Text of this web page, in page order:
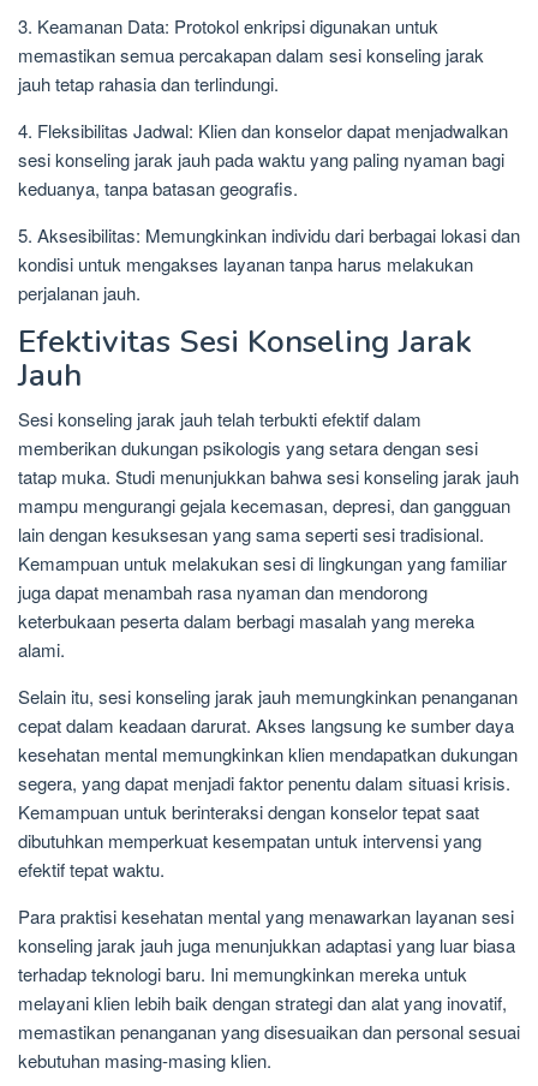
3. Keamanan Data: Protokol enkripsi digunakan untuk
memastikan semua percakapan dalam sesi konseling jarak
jauh tetap rahasia dan terlindungi.
4. Fleksibilitas Jadwal: Klien dan konselor dapat menjadwalkan
sesi konseling jarak jauh pada waktu yang paling nyaman bagi
keduanya, tanpa batasan geografis.
5. Aksesibilitas: Memungkinkan individu dari berbagai lokasi dan
kondisi untuk mengakses layanan tanpa harus melakukan
perjalanan jauh.
Efektivitas Sesi Konseling Jarak
Jauh
Sesi konseling jarak jauh telah terbukti efektif dalam
memberikan dukungan psikologis yang setara dengan sesi
tatap muka. Studi menunjukkan bahwa sesi konseling jarak jauh
mampu mengurangi gejala kecemasan, depresi, dan gangguan
lain dengan kesuksesan yang sama seperti sesi tradisional.
Kemampuan untuk melakukan sesi di lingkungan yang familiar
juga dapat menambah rasa nyaman dan mendorong
keterbukaan peserta dalam berbagi masalah yang mereka
alami.
Selain itu, sesi konseling jarak jauh memungkinkan penanganan
cepat dalam keadaan darurat. Akses langsung ke sumber daya
kesehatan mental memungkinkan klien mendapatkan dukungan
segera, yang dapat menjadi faktor penentu dalam situasi krisis.
Kemampuan untuk berinteraksi dengan konselor tepat saat
dibutuhkan memperkuat kesempatan untuk intervensi yang
efektif tepat waktu.
Para praktisi kesehatan mental yang menawarkan layanan sesi
konseling jarak jauh juga menunjukkan adaptasi yang luar biasa
terhadap teknologi baru. Ini memungkinkan mereka untuk
melayani klien lebih baik dengan strategi dan alat yang inovatif,
memastikan penanganan yang disesuaikan dan personal sesuai
kebutuhan masing-masing klien.